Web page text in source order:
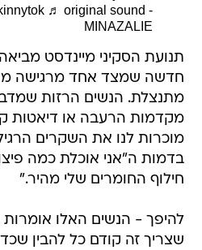
♬ original sound -
MINAZALIE
תנועת הסקיני מיינדסט
חדשה שמצד אחד מרגישה
מתנצלת. הנשים הרזות
מקדמות הרעבה או דיאטות
מוכרות לנו את השקרים
בדמות ה"אני אוכלת כמה
חילוף החומרים שלי מהיר."
להיפך - הנשים האלו אומרות
שצריך זה קודם כל להבין